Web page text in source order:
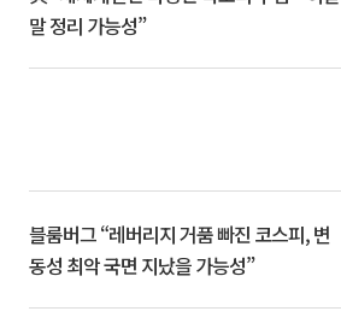
말 정리 가능성”
블룸버그 “레버리지 거품 빠진 코스피, 변
동성 최악 국면 지났을 가능성”